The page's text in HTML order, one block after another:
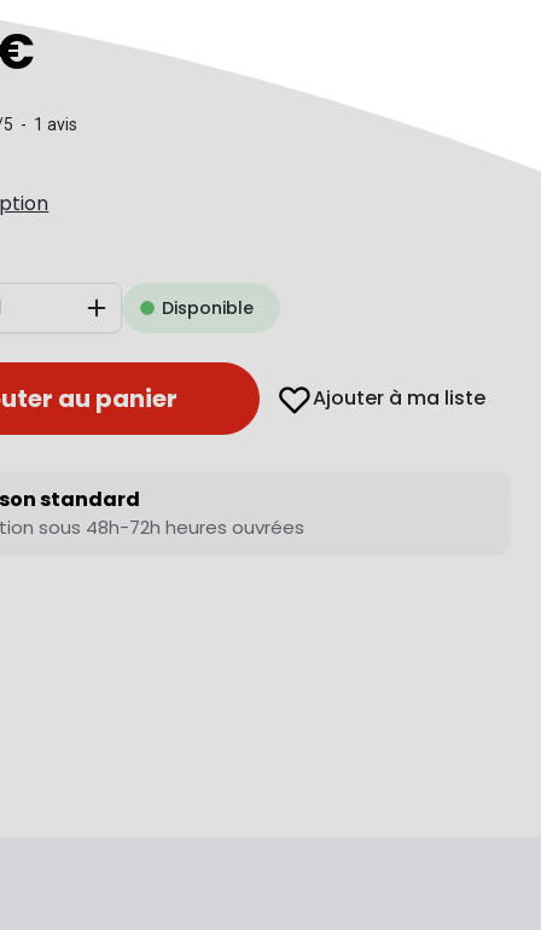
5 - 1avis
AugmenterDisponible
au panier Ajouter à ma liste
standard
sous 48h-72h heures ouvrées